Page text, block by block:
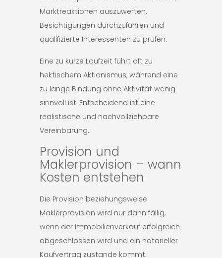
Marktreaktionen auszuwerten,
Besichtigungen durchzuführen und
qualifizierte Interessenten zu prüfen.
Eine zu kurze Laufzeit führt oft zu
hektischem Aktionismus, während eine
zu lange Bindung ohne Aktivität wenig
sinnvoll ist. Entscheidend ist eine
realistische und nachvollziehbare
Vereinbarung.
Provision und
Maklerprovision – wann
Kosten entstehen
Die Provision beziehungsweise
Maklerprovision wird nur dann fällig,
wenn der Immobilienverkauf erfolgreich
abgeschlossen wird und ein notarieller
Kaufvertrag zustande kommt.